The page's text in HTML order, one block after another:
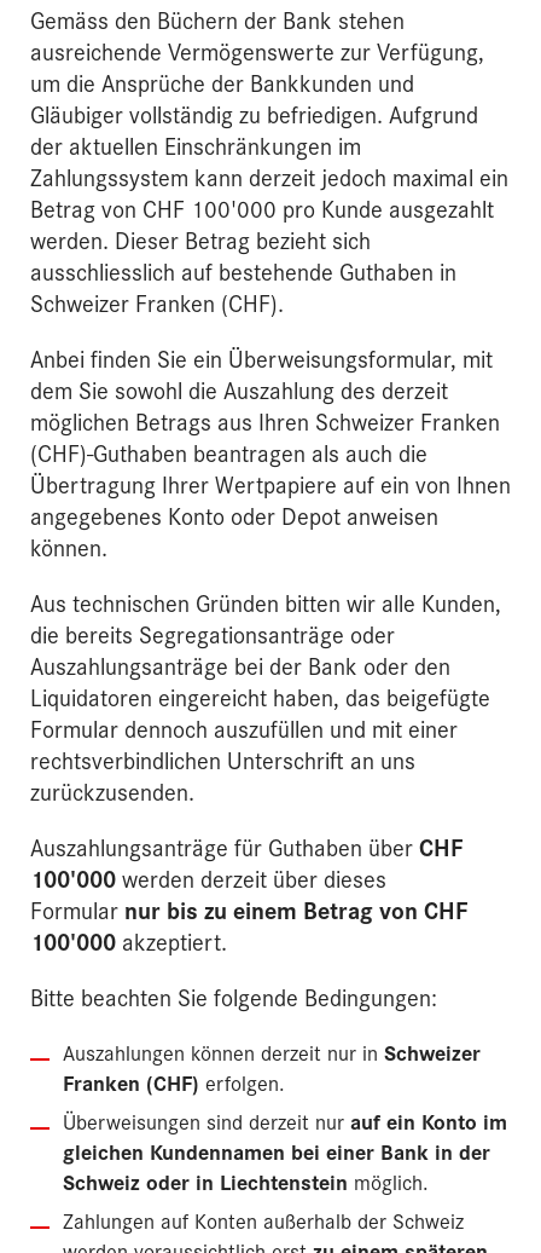
Gemäss den Büchern der Bank stehen
ausreichende Vermögenswerte zur Verfügung,
um die Ansprüche der Bankkunden und
Gläubiger vollständig zu befriedigen. Aufgrund
der aktuellen Einschränkungen im
Zahlungssystem kann derzeit jedoch maximal ein
Betrag von CHF 100'000 pro Kunde ausgezahlt
werden. Dieser Betrag bezieht sich
ausschliesslich auf bestehende Guthaben in
Schweizer Franken (CHF).
Anbei finden Sie ein Überweisungsformular, mit
dem Sie sowohl die Auszahlung des derzeit
möglichen Betrags aus Ihren Schweizer Franken
(CHF)-Guthaben beantragen als auch die
Übertragung Ihrer Wertpapiere auf ein von Ihnen
angegebenes Konto oder Depot anweisen
können.
Aus technischen Gründen bitten wir alle Kunden,
die bereits Segregationsanträge oder
Auszahlungsanträge bei der Bank oder den
Liquidatoren eingereicht haben, das beigefügte
Formular dennoch auszufüllen und mit einer
rechtsverbindlichen Unterschrift an uns
zurückzusenden.
Auszahlungsanträge für Guthaben überCHF
100'000werden derzeit über dieses
Formular nur bis zu einem Betrag von CHF
100'000 akzeptiert.
Bitte beachten Sie folgende Bedingungen:
Auszahlungen können derzeit nur in Schweizer
Franken (CHF) erfolgen.
Überweisungen sind derzeit nurauf ein Konto im
gleichen Kundennamen bei einer Bank in der
Schweiz oder in Liechtenstein möglich.
Zahlungen auf Konten außerhalb der Schweiz